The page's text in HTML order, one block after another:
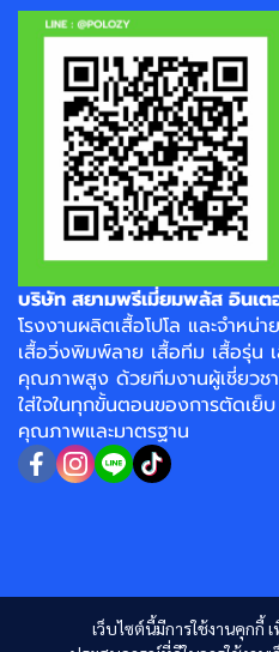
เว็บไซต์นี้มีการใช้งานคุกกี้
บริษัท สยามพรีเมี่ยมพลัส อินเ
โรงงานผลิตเสื้อโปโล และจำหน่าย
เสื้อวิ่งพิมพ์ลาย เสื้อทีม เสื้อรุ่น
คุณภาพสูง ด้วยทีมงานผู้เชี่ยวช
ใส่ใจในทุกขั้นตอนของการตัดเย็
คุณภาพและมาตรฐาน